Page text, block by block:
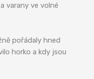
varany ve volné
pořádaly hned
horko a kdy jsou